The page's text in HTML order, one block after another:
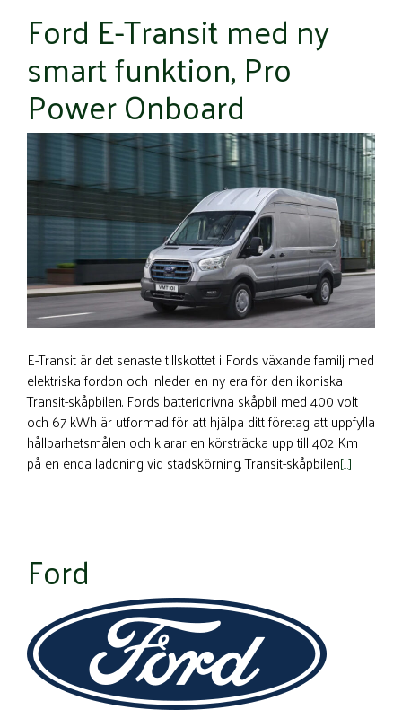
Ford E-Transit med ny
smart funktion, Pro
Power Onboard
E-Transit är det senaste tillskottet i Fords växande familj med
elektriska fordon och inleder en ny era för den ikoniska
Transit-skåpbilen. Fords batteridrivna skåpbil med 400 volt
och 67 kWh är utformad för att hjälpa ditt företag att uppfylla
hållbarhetsmålen och klarar en körsträcka upp till 402 Km
på en enda laddning vid stadskörning. Transit-skåpbilen[…]
Ford